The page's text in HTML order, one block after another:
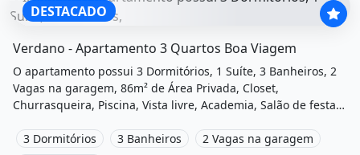
DESTACADO
Verdano - Apartamento 3 Quartos Boa Viagem
O apartamento possui 3 Dormitórios, 1 Suíte, 3 Banheiros, 2
Vagas na garagem, 86m² de Área Privada, Closet,
Churrasqueira, Piscina, Vista livre, Academia, Salão de festas,
Carneiro Leão, Recife, Pe para alugar por R$8.490 /Mês.
3 Dormitórios 3 Banheiros
2 Vagas na garagem